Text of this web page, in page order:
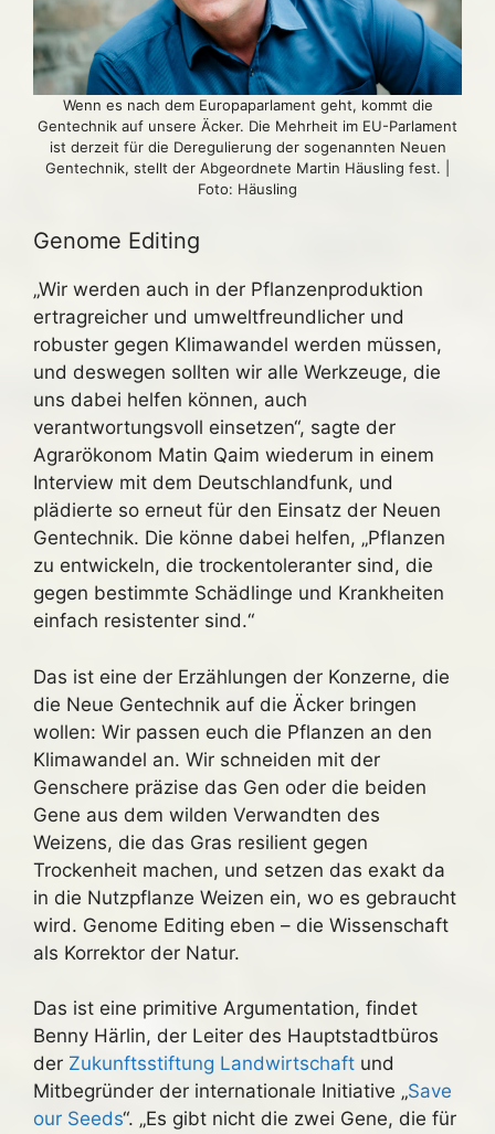
Wenn es nach dem Europaparlament geht, kommt die
Gentechnik auf unsere Äcker. Die Mehrheit im EU-Parlament
ist derzeit für die Deregulierung der sogenannten Neuen
Gentechnik, stellt der Abgeordnete Martin Häusling fest. |
Foto: Häusling
Genome Editing
„Wir werden auch in der Pflanzenproduktion
ertragreicher und umweltfreundlicher und
robuster gegen Klimawandel werden müssen,
und deswegen sollten wir alle Werkzeuge, die
uns dabei helfen können, auch
verantwortungsvoll einsetzen“, sagte der
Agrarökonom Matin Qaim wiederum in einem
Interview mit dem Deutschlandfunk, und
plädierte so erneut für den Einsatz der Neuen
Gentechnik. Die könne dabei helfen, „Pflanzen
zu entwickeln, die trockentoleranter sind, die
gegen bestimmte Schädlinge und Krankheiten
einfach resistenter sind.“
Das ist eine der Erzählungen der Konzerne, die
die Neue Gentechnik auf die Äcker bringen
wollen: Wir passen euch die Pflanzen an den
Klimawandel an. Wir schneiden mit der
Genschere präzise das Gen oder die beiden
Gene aus dem wilden Verwandten des
Weizens, die das Gras resilient gegen
Trockenheit machen, und setzen das exakt da
in die Nutzpflanze Weizen ein, wo es gebraucht
wird. Genome Editing eben – die Wissenschaft
als Korrektor der Natur.
Das ist eine primitive Argumentation, findet
Benny Härlin, der Leiter des Hauptstadtbüros
der Zukunftsstiftung Landwirtschaft und
Mitbegründer der internationale Initiative „Save
our Seeds“. „Es gibt nicht die zwei Gene, die für